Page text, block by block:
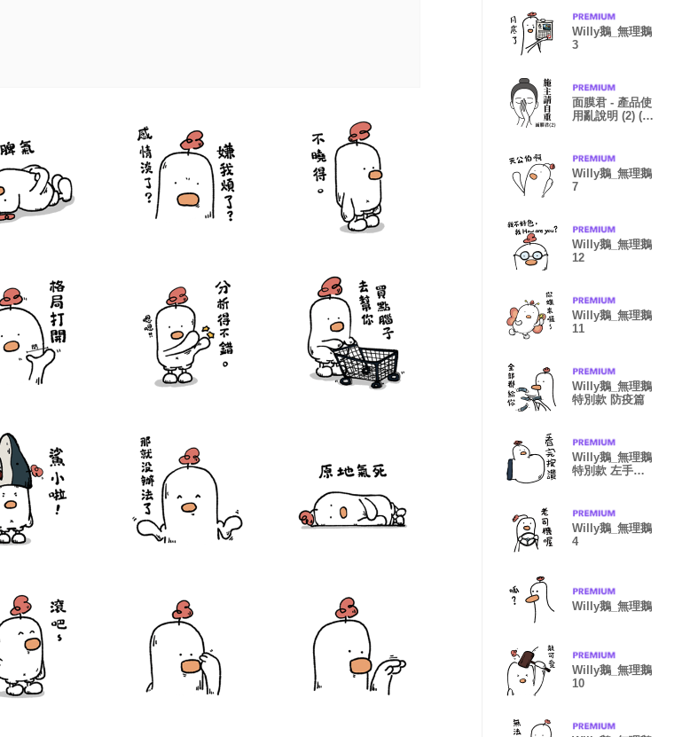
Willy鵝_無理鵝
3
面膜君 - 產品使
用亂說明 (2) (文
Willy鵝_無理鵝
7
Willy鵝_無理鵝
12
Willy鵝_無理鵝
11
Willy鵝_無理鵝
特別款 防疫篇
Willy鵝_無理鵝
特別款 左手畫
Willy鵝_無理鵝
4
Willy鵝_無理鵝
Willy鵝_無理鵝
10